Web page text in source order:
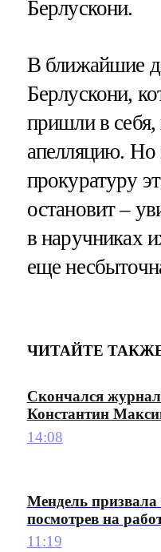
Берлускони.
В ближайшие
Берлускони,
пришли в
апелляцию.
прокуратуру
остановит –
в наручниках
еще
ЧИТАЙТЕ
Скончался
Константин
14:08
Мендель призвала
посмотрев на
11:19